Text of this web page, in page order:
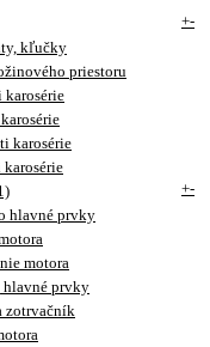
+-
kľučky
priestoru
karosérie
karosérie
+-
hlavné prvky
motora
hlavné prvky
zotrvačník